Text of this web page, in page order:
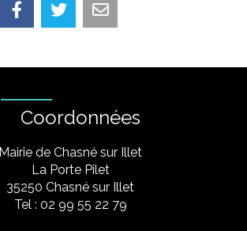
Coordonnées
Mairie de Chasné sur Illet
La Porte Pilet
35250 Chasné sur Illet
Tel : 02 99 55 22 79